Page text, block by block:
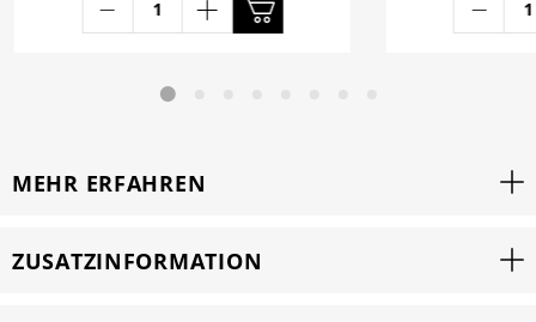
MEHR ERFAHREN
ZUSATZINFORMATION